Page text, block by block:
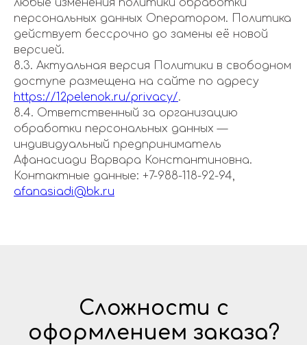
любые изменения политики обработки
персональных данных Оператором. Политика
действует бессрочно до замены её новой
версией.
8.3. Актуальная версия Политики в свободном
доступе размещена на сайте по адресу
https://12pelenok.ru/privacy/.
8.4. Ответственный за организацию
обработки персональных данных —
индивидуальный предприниматель
Афанасиади Варвара Константиновна.
Контактные данные: +7-988-118-92-94,
afanasiadi@bk.ru
Сложности с
оформлением заказа?